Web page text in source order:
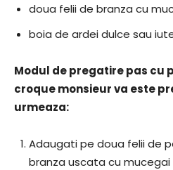
doua felii de branza cu
boia de ardei dulce sau
Modul de pregatire pas cu
croque monsieur va este
urmeaza:
Adaugati pe doua felii de
branza uscata cu mucegai